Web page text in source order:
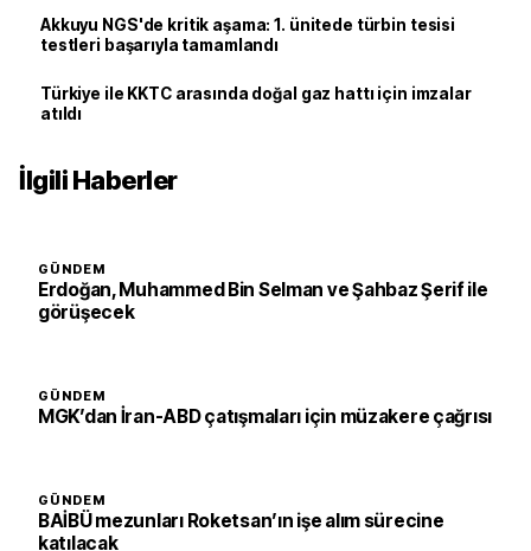
Akkuyu NGS'de kritik aşama: 1. ünitede türbin tesisi
testleri başarıyla tamamlandı
Türkiye ile KKTC arasında doğal gaz hattı için imzalar
atıldı
İlgili Haberler
GÜNDEM
Erdoğan, Muhammed Bin Selman ve Şahbaz Şerif ile
görüşecek
GÜNDEM
MGK’dan İran-ABD çatışmaları için müzakere çağrısı
GÜNDEM
BAİBÜ mezunları Roketsan’ın işe alım sürecine
katılacak